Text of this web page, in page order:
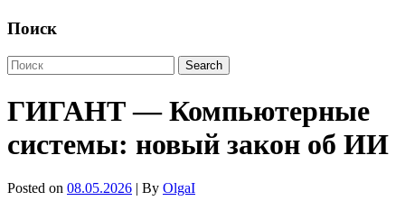
Поиск
ГИГАНТ — Компьютерные
системы: новый закон об ИИ
Posted on 08.05.2026 | By OlgaI